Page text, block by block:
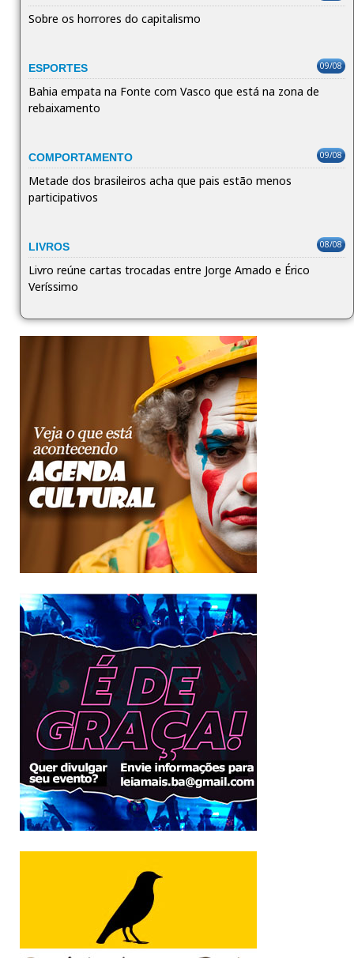
Sobre os horrores do capitalismo
ESPORTES 09/08
Bahia empata na Fonte com Vasco que está na zona de
rebaixamento
COMPORTAMENTO 09/08
Metade dos brasileiros acha que pais estão menos
participativos
LIVROS 08/08
Livro reúne cartas trocadas entre Jorge Amado e Érico
Veríssimo